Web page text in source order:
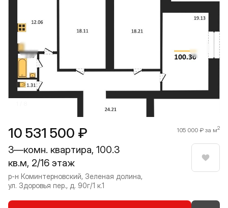
10 531 500 ₽ 105 000 ₽ за м2
3—комн. квартира, 100.3
кв.м, 2/16 этаж
р-н Коминтерновский, Зеленая долина,
ул. Здоровья пер., д. 90г/1 к.1
Прокрутить влево